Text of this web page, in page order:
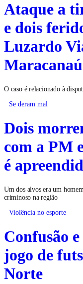
Ataque a
e dois
Luzardo
Maracanaú
O caso é relacionado à
Se deram mal
Dois
com a PM
é
Um dos alvos era um
criminoso na região
Violência no esporte
Confusão
jogo de
Norte